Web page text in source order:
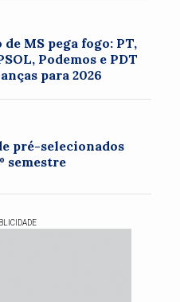
MS pega fogo: PT,
Podemos e PDT
para 2026
pré-selecionados
semestre